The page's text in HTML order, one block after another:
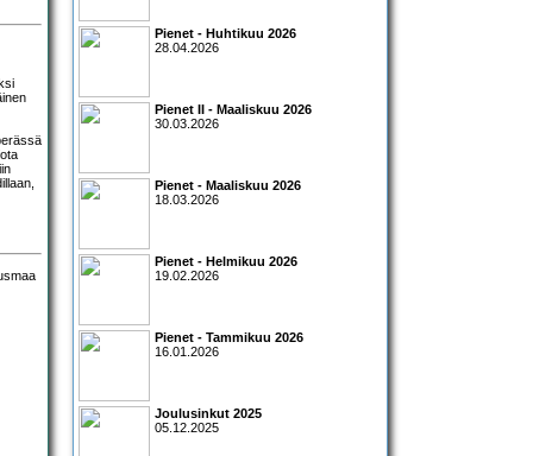
Pienet - Huhtikuu 2026
28.04.2026
Pienet II - Maaliskuu 2026
30.03.2026
Pienet - Maaliskuu 2026
18.03.2026
Pienet - Helmikuu 2026
19.02.2026
Pienet - Tammikuu 2026
16.01.2026
Joulusinkut 2025
05.12.2025